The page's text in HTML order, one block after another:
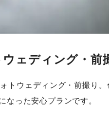
ェディング・前
トウェディング・前撮り
なった安心プランです。